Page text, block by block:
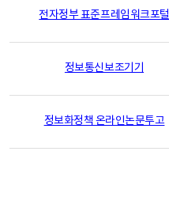
전자정부 표준프레임워크포털
정보통신보조기기
정보화정책 온라인논문투고